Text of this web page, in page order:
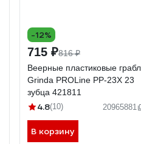
-12%
715 ₽816 ₽
Веерные пластиковые
Grinda PROLine PP-23X 23
зубца 421811
4.8(10) 20965881
В корзину